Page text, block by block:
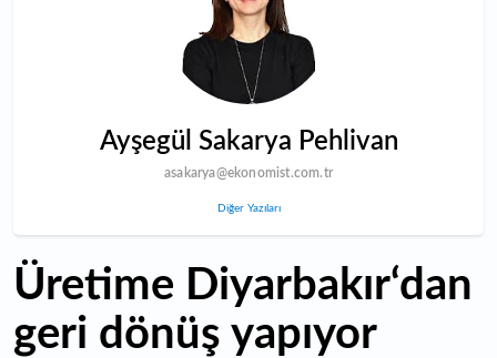
Ayşegül Sakarya Pehlivan
asakarya@ekonomist.com.tr
Diğer Yazıları
Üretime Diyarbakır‘dan
geri dönüş yapıyor